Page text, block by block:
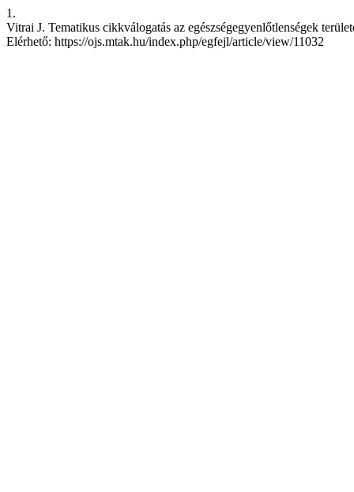
1.
Vitrai J. Tematikus cikkválogatás az egészségegyenlőtlenségek
Elérhető: https://ojs.mtak.hu/index.php/egfejl/article/view/11032